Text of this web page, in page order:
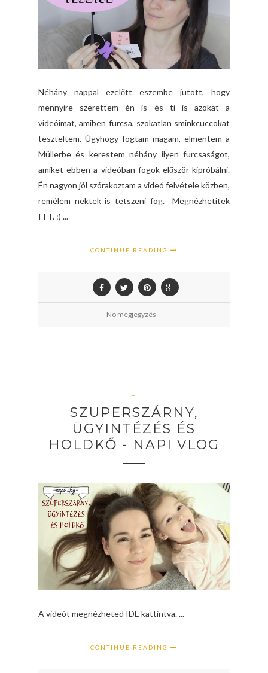
Néhány nappal ezelőtt eszembe jutott, hogy
mennyire szerettem én is és ti is azokat a
videóimat, amiben furcsa, szokatlan sminkcuccokat
teszteltem. Úgyhogy fogtam magam, elmentem a
Müllerbe és kerestem néhány ilyen furcsaságot,
amiket ebben a videóban fogok először kipróbálni.
Én nagyon jól szórakoztam a videó felvétele közben,
remélem nektek is tetszeni fog. Megnézhetitek
ITT. :) ...
CONTINUE READING
No megjegyzés
–
SZUPERSZÁRNY,
ÜGYINTÉZÉS ÉS
HOLDKŐ - NAPI VLOG
A videót megnézheted IDE kattintva. ...
CONTINUE READING